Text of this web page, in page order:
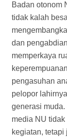
Badan otonom
tidak kalah
dan
memperkaya
pengasuhan
pelopor
generasi
media NU
kegiatan,